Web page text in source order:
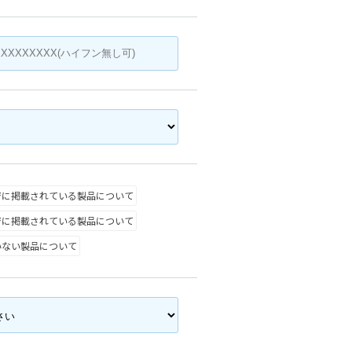
掲載されている製品について
掲載されている製品について
い製品について